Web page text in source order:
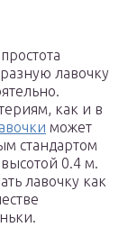
лавочку
как и в
может
стандартом
0.4 м.
лавочку как